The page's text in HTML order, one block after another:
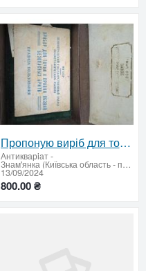
Пропоную виріб для точіння леза
Антикварiат-
Знам'янка (Київська область - продати купити)
13/09/2024
800.00 ₴